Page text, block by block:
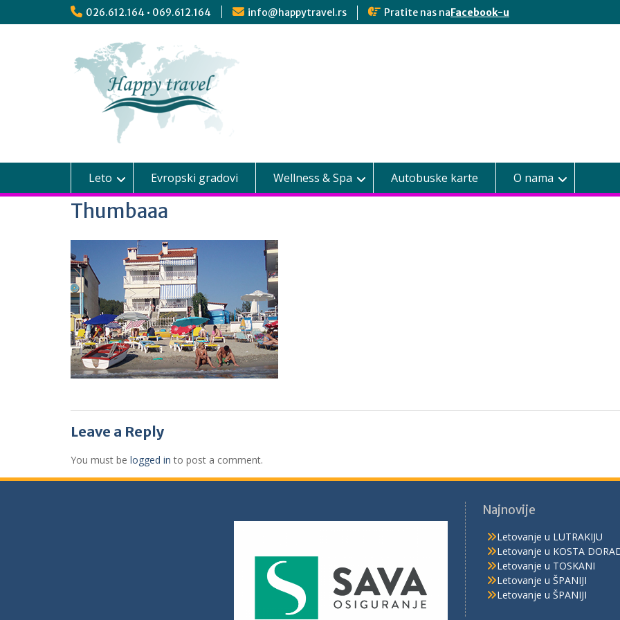
026.612.164 • 069.612.164 info@happytravel.rs Pratite nas naFacebook-u
Leto Evropski gradovi Wellness & Spa Autobuske karte O nama
Thumbaaa
Leave a Reply
You must be logged in to post a comment.
Najnovije
Letovanje u LUTRAKIJU
Letovanje u KOSTA
Letovanje u TOSKANI
Letovanje u ŠPANIJI
Letovanje u ŠPANIJI